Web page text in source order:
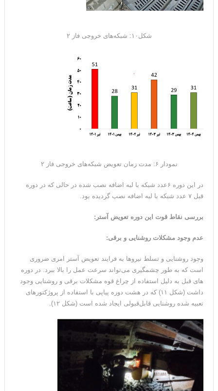
شکل۱۰: شبکه‌های خروجی فاز ۲
نمودار ۶: مدت زمان تعویض شبکه‌های خروجی فاز ۲
در این دوره ۶عدد شبکه با لبه اضافه نصب شده در حالی که در دوره
قبل ۷ عدد شبکه با لبه اضافه نصب گردیده بود.
بررسی نقاط قوت این دوره تعویض آستر :
عدم وجود مشکلات روشنایی و برقی:
وجود روشنایی و تسلط نیروها به فرایند تعویض آستر امری ضروری
است که به طور چشمگیری می‌تواند سرعت عمل را بالا ببرد. در دوره
های قبل به دلیل استفاده از چراغ قوه مشکلات برقی و روشنایی وجود
داشت (شکل ۱۱) که در هشت دوره پیاپی با استفاده از پروژکتورهای
تعبیه شده روشنایی قابل‌قبولی ایجاد شده است (شکل ۱۲).